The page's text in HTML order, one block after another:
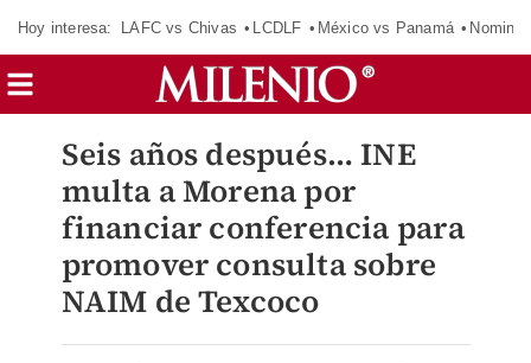
Hoy interesa: LAFC vs Chivas LCDLF México vs Panamá
Seis años después… INE
multa a Morena por
financiar conferencia para
promover consulta sobre
NAIM de Texcoco